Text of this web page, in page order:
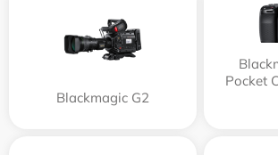
Blackmagic G2
Pocket